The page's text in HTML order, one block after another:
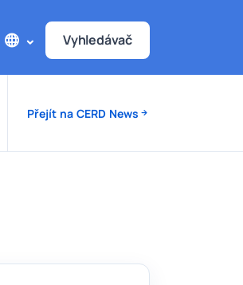
Vyhledávač
Přejít na CERD News